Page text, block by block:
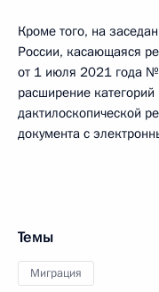
Кроме того, на
России, касающаяся
от 1 июля 2021 года
расширение
дактилоскопической
документа с
Темы
Миграция